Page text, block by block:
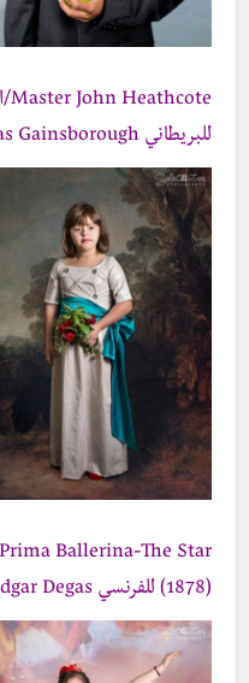
للبريطاني Thomas Gainsborough
(1878) للفرنسي Edgar Degas